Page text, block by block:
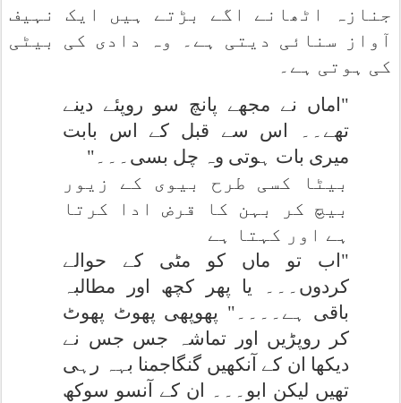
جنازہ اٹھانے اگے بڑتے ہیں ایک نہیف
آواز سنائی دیتی ہے۔ وہ دادی کی بیٹی
کی ہوتی ہے۔
"اماں نے مجھے پانچ سو روپئے دینے
تھے۔۔ اس سے قبل کے اس بابت
میری بات ہوتی وہ چل بسی۔۔۔"
بیٹا کسی طرح بیوی کے زیور
بیچ کر بہن کا قرض ادا کرتا
ہے اور کہتا ہے
"اب تو ماں کو مٹی کے حوالے
کردوں۔۔۔ یا پھر کچھ اور مطالبہ
باقی ہے۔۔۔۔" پھوپھی پھوٹ پھوٹ
کر روپڑیں اور تماشہ جس جس نے
دیکھا ان کے آنکھیں گنگاجمنا بہہ رہی
تھیں لیکن ابو۔۔۔ ان کے آنسو سوکھ